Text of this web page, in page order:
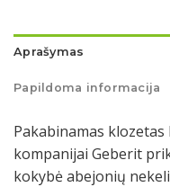
Aprašymas
Papildoma informacija
Pakabinamas
kompanijai Geberit
kokybė abejonių